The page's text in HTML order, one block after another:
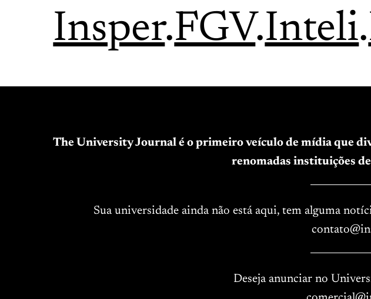
Insper.FGV.Inteli.
The University Journal é o primeiro veículo de mídia que
renomadas instituições
Sua universidade ainda não está aqui, tem alguma
Deseja anunciar no